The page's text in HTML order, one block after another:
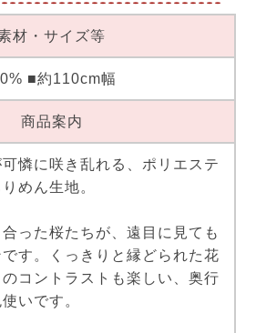
材・サイズ等
■約110cm幅
商品案内
憐に咲き乱れる、ポリエステ
めん生地。
った桜たちが、遠目に見ても
す。くっきりと縁どられた花
コントラストも楽しい、奥行
いです。